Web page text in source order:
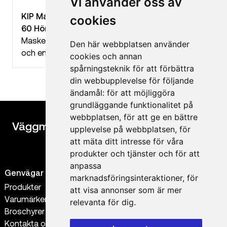
cookies
Den här webbplatsen använder
cookies och annan
spårningsteknik för att förbättra
din webbupplevelse för följande
ändamål:för att möjliggöra
grundläggande funktionalitet på
webbplatsen,för att ge en bättre
upplevelse på webbplatsen,för
att mäta ditt intresse för våra
produkter och tjänster och för att
anpassa
marknadsföringsinteraktioner,för
att visa annonser som är mer
relevanta för dig.
KIP Maskeringstejp Washi-Tec 308 Corners
60 Hörnbitar
Maskeringstejp för hörn som gör jobbet snabbt
och enkelt
Genvägar
Produkter
Varumärken
Broschyrer
Kontakta oss
Kontakt
0300-56 38 88
order@vaggmaterial.se